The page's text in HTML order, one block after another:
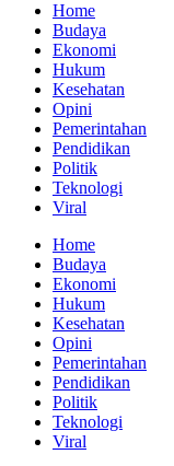
Home
Budaya
Ekonomi
Hukum
Kesehatan
Opini
Pemerintahan
Pendidikan
Politik
Teknologi
Viral
Home
Budaya
Ekonomi
Hukum
Kesehatan
Opini
Pemerintahan
Pendidikan
Politik
Teknologi
Viral